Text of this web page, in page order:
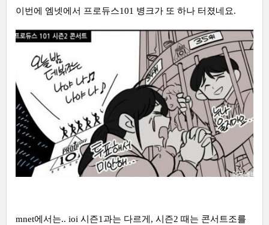
이번에 엠넷에서 프로듀스101 병크가 또 하나 터졌네요.
mnet에서는.. ioi 시즌1과는 다르게, 시즌2 때는 콘서트조를